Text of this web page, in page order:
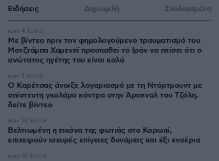
Ειδήσεις Δημοφιλή Σχολιασμένα
Με βίντεο πριν τον φημολογούμενο τραυματισμό του
Μοτζτάμπα Χαμενεΐ προσπαθεί το Ιράν να πείσει ότι ο
ανώτατος ηγέτης του είναι καλά
πριν 4 λεπτά
Ο Καρέτσας άνοιξε λογαριασμό με τη Ντόρτμουντ με
απίστευτη γκολάρα κόντρα στην Άρσεναλ του Τζόλη,
δείτε βίντεο
πριν 7 λεπτά
Βελτιωμένη η εικόνα της φωτιάς στο Κορωπί,
επιχειρούν ισχυρές επίγειες δυνάμεις και έξι εναέρια
πριν 13 λεπτά
πριν 16 λεπτά